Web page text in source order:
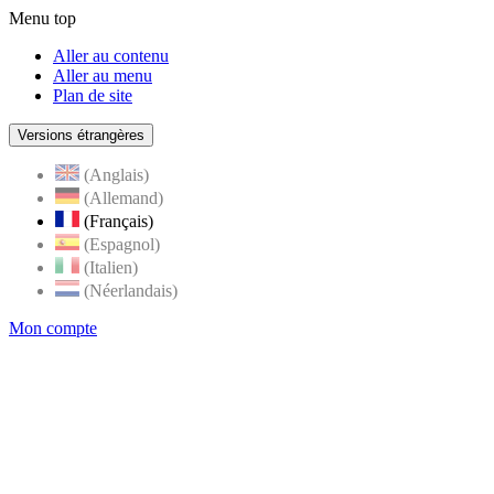
Menu top
Aller au contenu
Aller au menu
Plan de site
Versions étrangères
(Anglais)
(Allemand)
(Français)
(Espagnol)
(Italien)
(Néerlandais)
Mon compte